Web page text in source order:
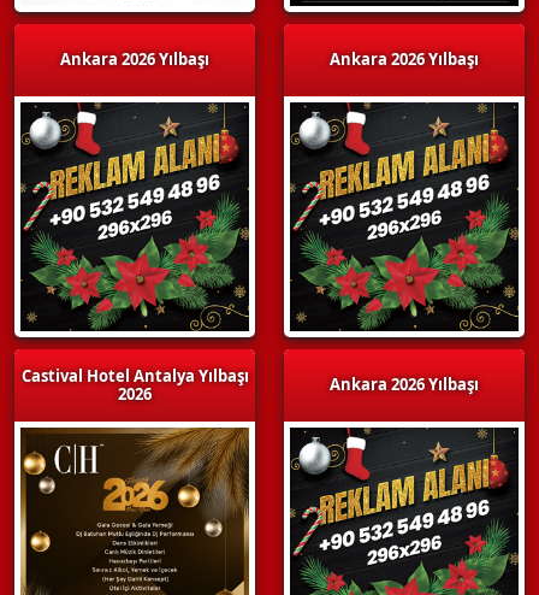
Ankara 2026 Yılbaşı
Castival Hotel Antalya Yılbaşı
2026
Ankara 2026 Yılbaşı
Ankara 2026 Yılbaşı